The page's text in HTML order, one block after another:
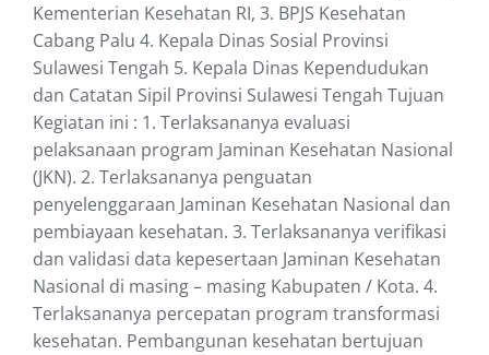
Kementerian Kesehatan RI, 3. BPJS Kesehatan
Cabang Palu 4. Kepala Dinas Sosial Provinsi
Sulawesi Tengah 5. Kepala Dinas Kependudukan
dan Catatan Sipil Provinsi Sulawesi Tengah Tujuan
Kegiatan ini : 1. Terlaksananya evaluasi
pelaksanaan program Jaminan Kesehatan Nasional
(JKN). 2. Terlaksananya penguatan
penyelenggaraan Jaminan Kesehatan Nasional dan
pembiayaan kesehatan. 3. Terlaksananya verifikasi
dan validasi data kepesertaan Jaminan Kesehatan
Nasional di masing – masing Kabupaten / Kota. 4.
Terlaksananya percepatan program transformasi
kesehatan. Pembangunan kesehatan bertujuan